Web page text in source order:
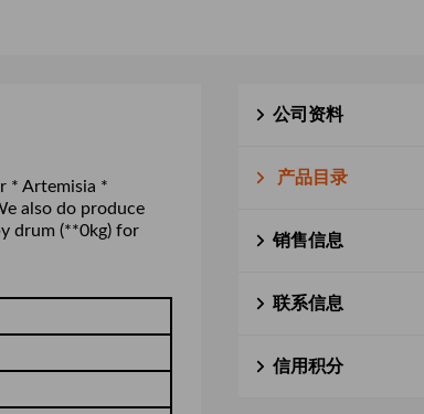
* Artemisia *
also do produce
drum (**0kg) for
公司资料
产品目录
销售信息
联系信息
信用积分